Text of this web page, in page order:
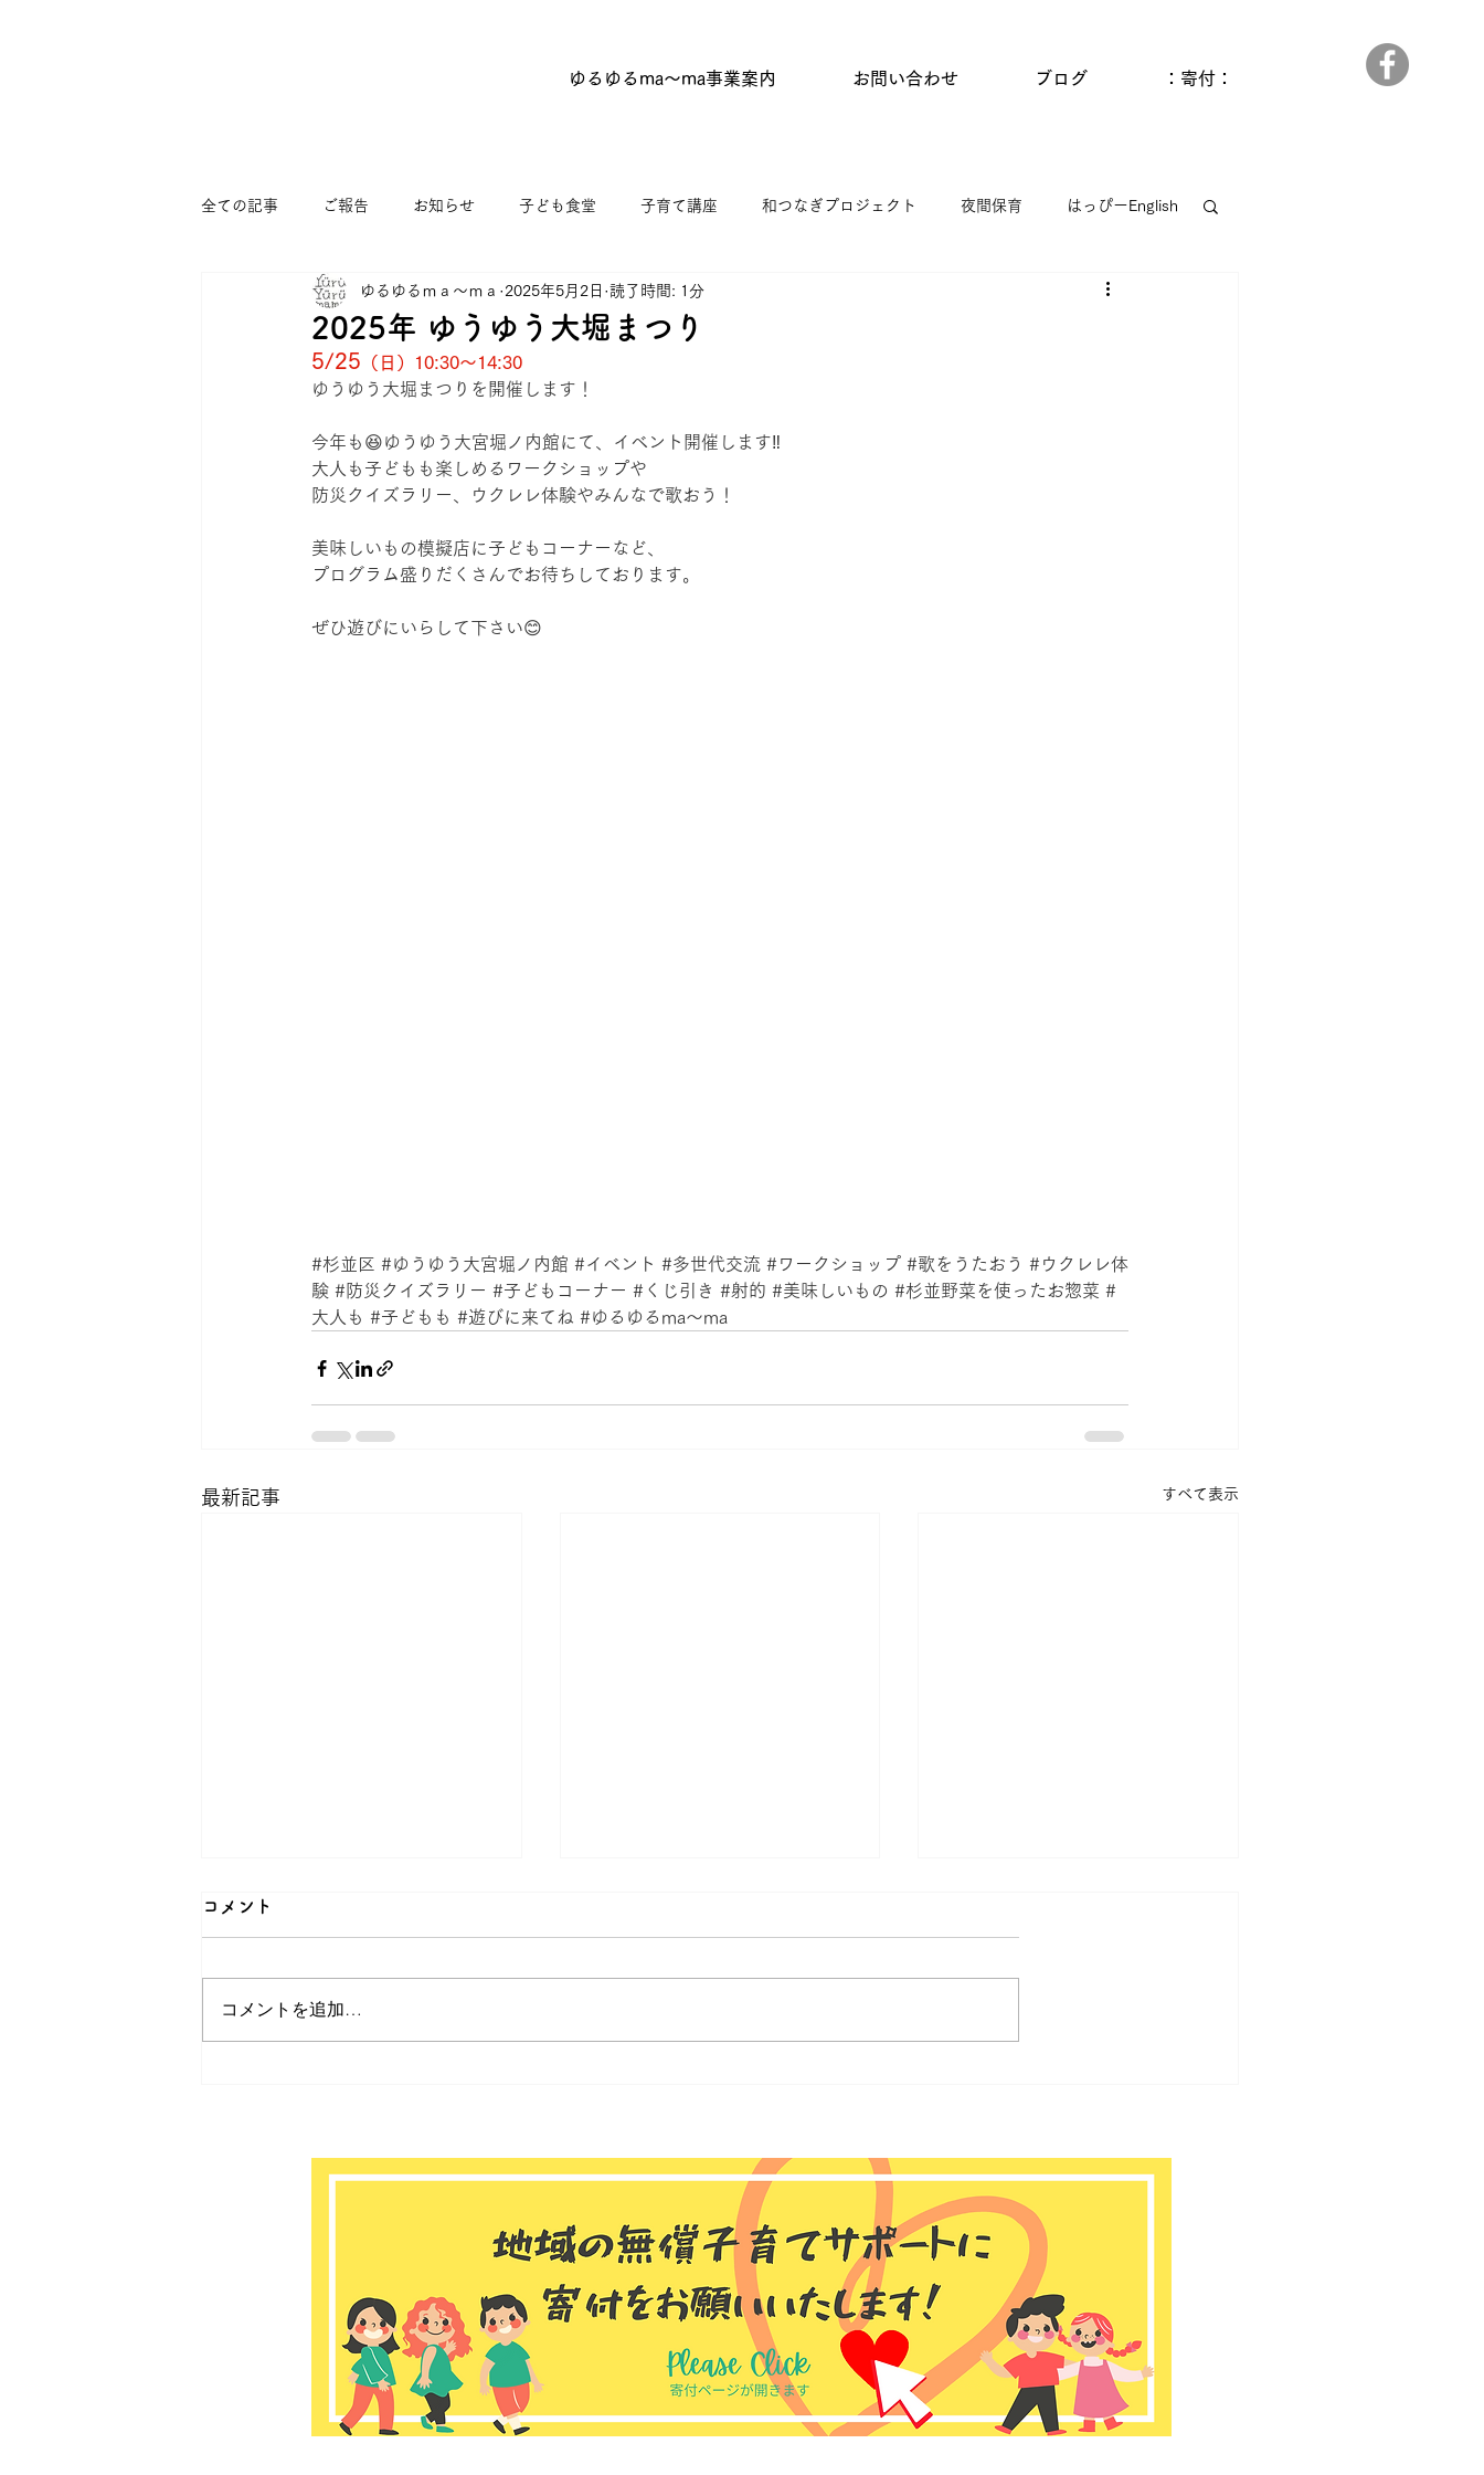
ゆるゆるma〜ma事業案内 お問い合わせ ブログ ：寄付：
全ての記事 ご報告 お知らせ 子ども食堂 子育て講座 和つなぎプロジェクト 夜間保育 はっぴーEnglish
まつぼっくりひろば すくすくタイム はらっぱひろば ゆうゆう和田館
ゆうゆう大宮堀ノ内館 コミュニティふらっと東原
2025年 ゆうゆう大堀まつり
ゆるゆるｍａ～ｍａ 2025年5月2日 読了時間: 1分
5/25 （日）10:30〜14:30
ゆうゆう大堀まつりを開催します！
今年も😆ゆうゆう大宮堀ノ内館にて、イベント開催します‼️
大人も子どもも楽しめるワークショップや
防災クイズラリー、ウクレレ体験やみんなで歌おう！
美味しいもの模擬店に子どもコーナーなど、
プログラム盛りだくさんでお待ちしております。
ぜひ遊びにいらして下さい😊
#杉並区 #ゆうゆう大宮堀ノ内館 #イベント #多世代交流 #ワークショップ #歌をうたおう #ウクレレ体
験 #防災クイズラリー #子どもコーナー #くじ引き #射的 #美味しいもの #杉並野菜を使ったお惣菜 #
大人も #子どもも #遊びに来てね #ゆるゆるma〜ma
最新記事 すべて表示
コメント
コメントを追加…